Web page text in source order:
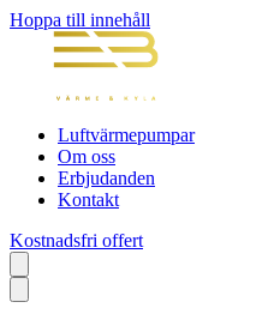
Hoppa till innehåll
Luftvärmepumpar
Om oss
Erbjudanden
Kontakt
Kostnadsfri offert